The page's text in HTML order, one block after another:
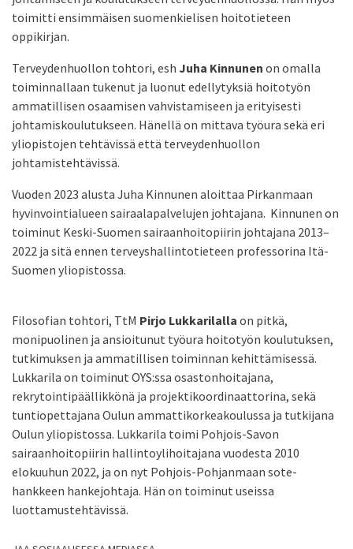
toimitti ensimmäisen suomenkielisen hoitotieteen
oppikirjan.
Terveydenhuollon tohtori, esh Juha Kinnunen on omalla
toiminnallaan tukenut ja luonut edellytyksiä hoitotyön
ammatillisen osaamisen vahvistamiseen ja erityisesti
johtamiskoulutukseen. Hänellä on mittava työura sekä eri
yliopistojen tehtävissä että terveydenhuollon
johtamistehtävissä.
Vuoden 2023 alusta Juha Kinnunen aloittaa Pirkanmaan
hyvinvointialueen sairaalapalvelujen johtajana. Kinnunen on
toiminut Keski-Suomen sairaanhoitopiirin johtajana 2013–
2022 ja sitä ennen terveyshallintotieteen professorina Itä-
Suomen yliopistossa.
Filosofian tohtori, TtM Pirjo Lukkarilalla on pitkä,
monipuolinen ja ansioitunut työura hoitotyön koulutuksen,
tutkimuksen ja ammatillisen toiminnan kehittämisessä.
Lukkarila on toiminut OYS:ssa osastonhoitajana,
rekrytointipäällikkönä ja projektikoordinaattorina, sekä
tuntiopettajana Oulun ammattikorkeakoulussa ja tutkijana
Oulun yliopistossa. Lukkarila toimi Pohjois-Savon
sairaanhoitopiirin hallintoylihoitajana vuodesta 2010
elokuuhun 2022, ja on nyt Pohjois-Pohjanmaan sote-
hankkeen hankejohtaja. Hän on toiminut useissa
luottamustehtävissä.